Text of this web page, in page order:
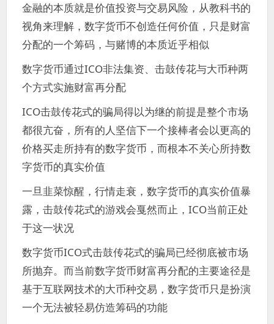
金融的本质就是价值投资与交易风险，从教科书的
视角来理解，数字货币不创造任何价值，只是财富
分配的一个筹码，与赌博的本质近乎相似
数字货币通过ICO非法集资、击鼓传花与大币种两
个方式实施财富再分配
ICO击鼓传花式的骗局得以为继的前提是整个市场
都很亢奋，所有的人坚信下一个接棒者会以更高的
价格买走所持有的数字货币，而根本不关心所持数
字货币的真实价值
一旦韭菜惊醒，行情走衰，数字货币的真实价值暴
露，击鼓传花式的游戏会戛然而止，ICO当前正处
于这一状况
数字货币ICO式击鼓传花式的骗局已经彻底被市场
所抛弃。而当前数字货币财富再分配的主要途径是
基于互联网技术的大币种交易，数字货币只是扮演
一个无法被轻易仿造筹码的功能